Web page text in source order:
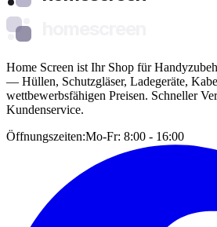
Home Screen ist Ihr Shop für
— Hüllen, Schutzgläser, Ladegeräte,
wettbewerbsfähigen Preisen. Schneller
Kundenservice.
Öffnungszeiten:Mo-Fr: 8:00 - 16:00